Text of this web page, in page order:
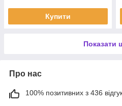
Купити
Показати
Про нас
100% позитивних з 436